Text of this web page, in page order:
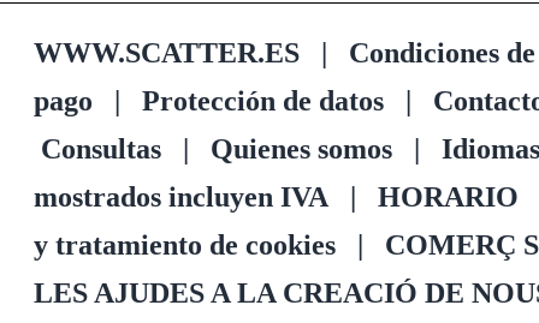
WWW.SCATTER.ES | Condiciones
pago | Protección de datos |
Consultas | Quienes somos | Idiomas
mostrados incluyen IVA | HORARIO
y tratamiento de cookies | COMERÇ
LES AJUDES A LA CREACIÓ DE